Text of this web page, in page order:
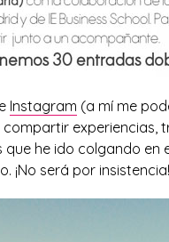
Instagram (a mí me
experiencias,
que he ido colgando en
¡No será por